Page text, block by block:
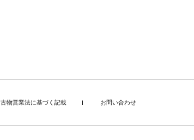
古物営業法に基づく記載 お問い合わせ